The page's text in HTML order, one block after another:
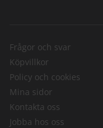
Frågor och svar
Köpvillkor
Policy och cookies
Mina sidor
Kontakta oss
Jobba hos oss